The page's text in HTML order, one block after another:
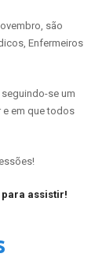
são
Enfermeiros
se um
em que todos
assistir!